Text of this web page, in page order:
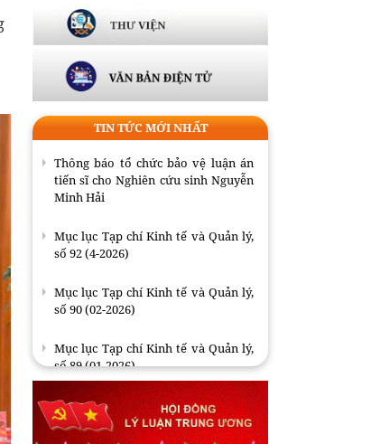
TIN TỨC MỚI NHẤT
Thông báo tổ chức bảo vệ luận án
tiến sĩ cho Nghiên cứu sinh Nguyễn
Minh Hải
Mục lục Tạp chí Kinh tế và Quản lý,
số 92 (4-2026)
Mục lục Tạp chí Kinh tế và Quản lý,
số 90 (02-2026)
Mục lục Tạp chí Kinh tế và Quản lý,
số 89 (01-2026)